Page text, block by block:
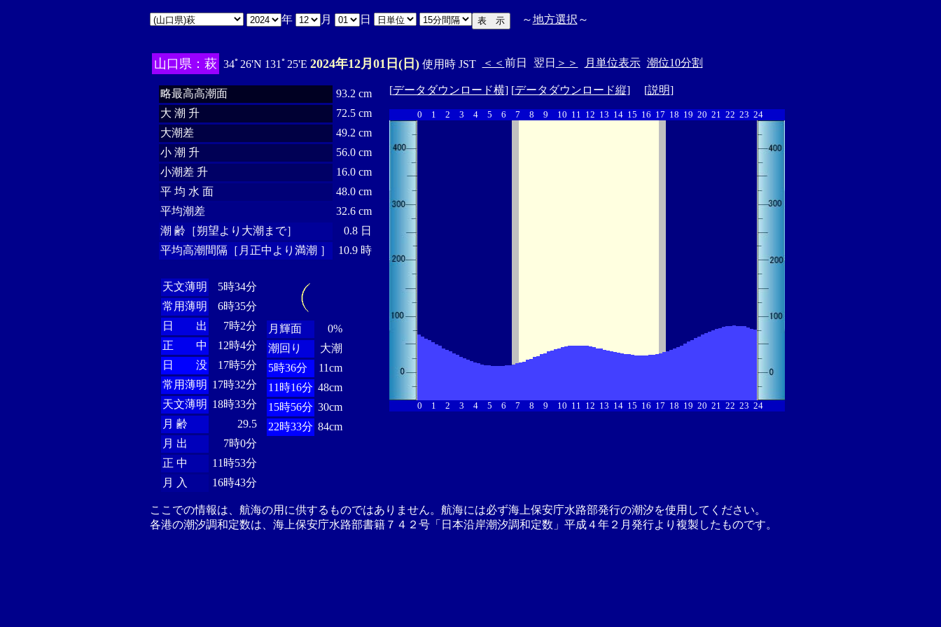
年 月 日 ～地方選択 ～
山口県：萩 34ﾟ26'N 131ﾟ25'E 2024年12月01日(日)使用時 JST ＜＜ 前日 翌日 ＞＞ 月単位表示 潮位10分割
略最高高潮面
93.2 cm
大 潮 升
72.5 cm
大潮差
49.2 cm
小 潮 升
56.0 cm
小潮差 升
16.0 cm
平 均 水 面
48.0 cm
平均潮差
32.6 cm
潮 齢［朔望より大潮まで］
0.8 日
平均高潮間隔［月正中より満潮 ］
10.9 時
天文薄明
5時34分
常用薄明
6時35分
日 出
7時2分
正 中
12時4分
日 没
17時5分
常用薄明 17時32分
天文薄明 18時33分
月 齢
29.5
月 出
7時0分
正 中
11時53分
月 入
16時43分
月輝面
0%
潮回り
大潮
5時36分
11cm
11時16分 48cm
15時56分 30cm
22時33分 84cm
[データダウンロード横] [データダウンロード縦] [説明]
0 1 2 3 4 5 6 7 8 9 10 11 12 13 14 15 16 17 18 19 20 21 22 23 24
0 1 2 3 4 5 6 7 8 9 10 11 12 13 14 15 16 17 18 19 20 21 22 23 24
ここでの情報は、航海の用に供するものではありません。航海には必ず海上保安庁水路部発行の潮汐を使用してください。
各港の潮汐調和定数は、海上保安庁水路部書籍７４２号「日本沿岸潮汐調和定数」平成４年２月発行より複製したものです。